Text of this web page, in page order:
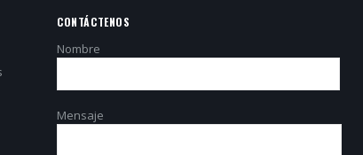
CONTÁCTENOS
Nombre
Mensaje